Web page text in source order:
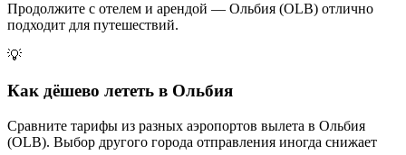
Продолжите с отелем и арендой — Ольбия (OLB) отлично
подходит для путешествий.
💡
Как дёшево лететь в Ольбия
Сравните тарифы из разных аэропортов вылета в Ольбия
(OLB). Выбор другого города отправления иногда снижает